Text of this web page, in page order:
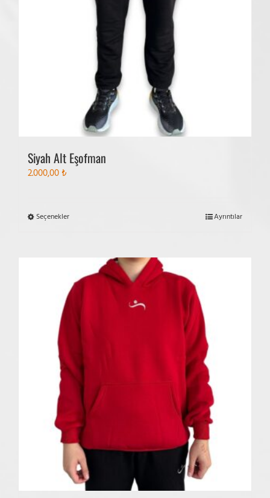
Siyah Alt Eşofman
2.000,00 ₺
SeçeneklerBu
varyasyonu
var.
Seçenekler
ürün
sayfasından
Ayrıntılar